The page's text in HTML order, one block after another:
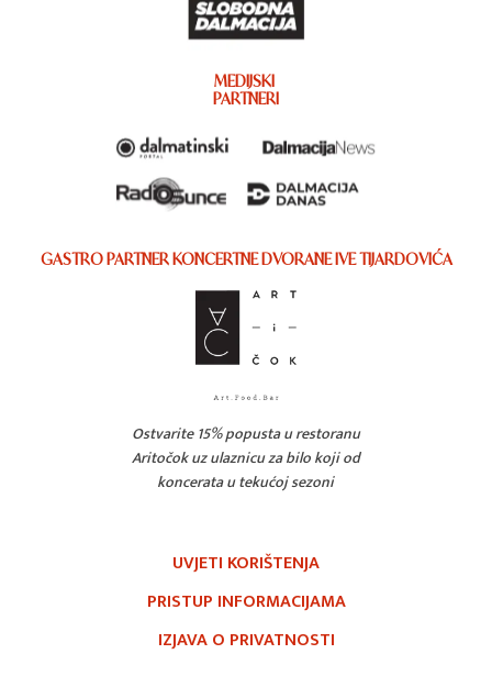
MEDIJSKI
PARTNERI
GASTRO PARTNER KONCERTNE DVORANE IVE TIJARDOVIĆA
Ostvarite 15% popusta u restoranu
Aritočok uz ulaznicu za bilo koji od
koncerata u tekućoj sezoni
UVJETI KORIŠTENJA
PRISTUP INFORMACIJAMA
IZJAVA O PRIVATNOSTI